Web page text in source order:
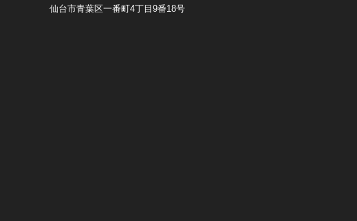
仙台市青葉区一番町4丁目9番18号